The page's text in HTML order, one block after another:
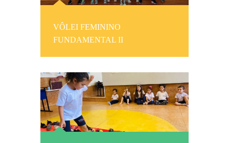
VÔLEI FEMININO
FUNDAMENTAL II